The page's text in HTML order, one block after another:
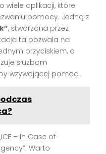
wiele aplikacji, które
pomocy. Jedną z
, stworzona przez
ta pozwala na
przyciskiem, a
służbom
wzywającej pomoc.
– In Case of
Warto